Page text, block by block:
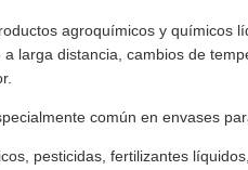
agroquímicos y químicos
a larga distancia, cambios de
común en envases
pesticidas, fertilizantes